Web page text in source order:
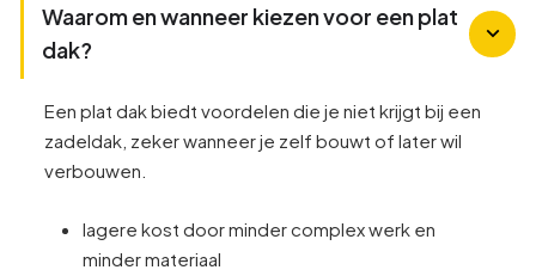
Waarom en wanneer kiezen voor een plat
dak?
Een plat dak biedt voordelen die je niet krijgt bij een
zadeldak, zeker wanneer je zelf bouwt of later wil
verbouwen.
lagere kost door minder complex werk en
minder materiaal